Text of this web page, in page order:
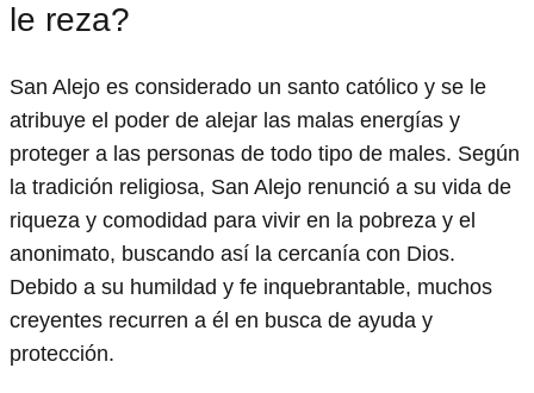
le reza?
San Alejo es considerado un santo católico y se le
atribuye el poder de alejar las malas energías y
proteger a las personas de todo tipo de males. Según
la tradición religiosa, San Alejo renunció a su vida de
riqueza y comodidad para vivir en la pobreza y el
anonimato, buscando así la cercanía con Dios.
Debido a su humildad y fe inquebrantable, muchos
creyentes recurren a él en busca de ayuda y
protección.